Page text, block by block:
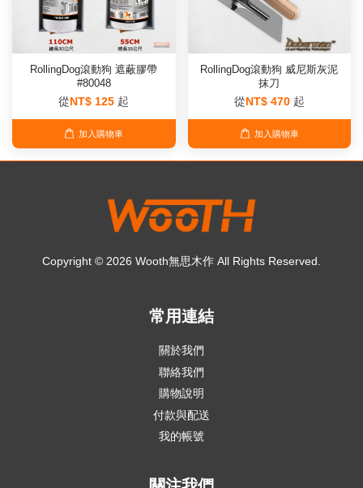
RollingDog滾動狗 遮蔽膠帶
#80048
從NT$ 125 起
加入購物車
RollingDog滾動狗 威尼斯灰泥
抹刀
從NT$ 470 起
加入購物車
Copyright © 2026 Wooth無思木作 All Rights Reserved.
常用連結
關於我們
聯絡我們
購物說明
付款與配送
我的帳號